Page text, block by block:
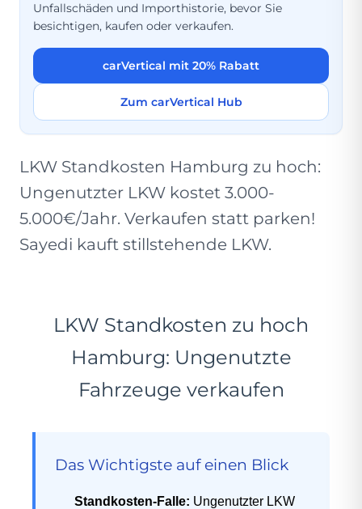
Unfallschäden und Importhistorie, bevor Sie
besichtigen, kaufen oder verkaufen.
carVertical mit 20% Rabatt
Zum carVertical Hub
LKW Standkosten Hamburg zu hoch:
Ungenutzter LKW kostet 3.000-
5.000€/Jahr. Verkaufen statt parken!
Sayedi kauft stillstehende LKW.
LKW Standkosten zu hoch
Hamburg: Ungenutzte
Fahrzeuge verkaufen
Das Wichtigste auf einen Blick
Standkosten-Falle: Ungenutzter LKW